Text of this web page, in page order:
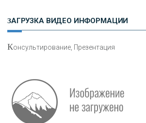
Работа мечты. Что банки делают
привлечь и удержать персонал -
ЗАГРУЗКА ВИДЕО ИНФОРМАЦИИ
Консультирование, Презентация